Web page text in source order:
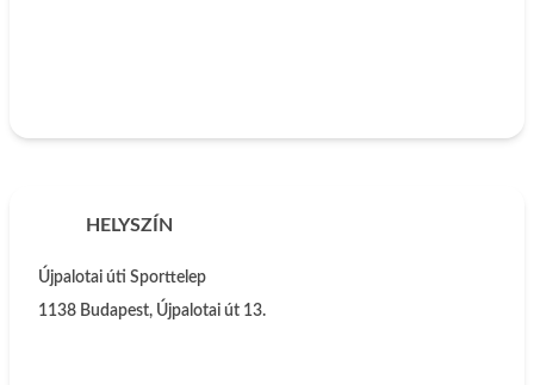
HELYSZÍN
Újpalotai úti Sporttelep
1138 Budapest, Újpalotai út 13.